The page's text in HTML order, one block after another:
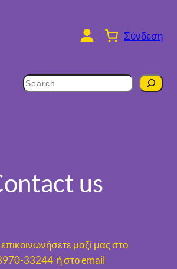
Σύνδεση
us
μαζί μας στο
33244 ή στο email